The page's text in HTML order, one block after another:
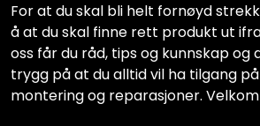
For at du skal bli helt fornøyd
å at du skal finne rett produkt ut
oss får du råd, tips og kunnskap og
trygg på at du alltid vil ha tilgang
montering og reparasjoner.